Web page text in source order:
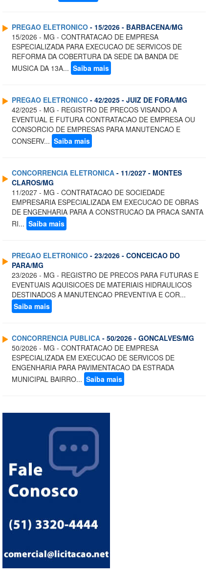
PREGAO ELETRONICO - 15/2026 - BARBACENA/MG
15/2026 - MG - CONTRATACAO DE EMPRESA
ESPECIALIZADA PARA EXECUCAO DE SERVICOS DE
REFORMA DA COBERTURA DA SEDE DA BANDA DE
MUSICA DA 13A... Saiba mais
PREGAO ELETRONICO - 42/2025 - JUIZ DE FORA/MG
42/2025 - MG - REGISTRO DE PRECOS VISANDO A
EVENTUAL E FUTURA CONTRATACAO DE EMPRESA OU
CONSORCIO DE EMPRESAS PARA MANUTENCAO E
CONSERV... Saiba mais
CONCORRENCIA ELETRONICA - 11/2027 - MONTES
CLAROS/MG
11/2027 - MG - CONTRATACAO DE SOCIEDADE
EMPRESARIA ESPECIALIZADA EM EXECUCAO DE OBRAS
DE ENGENHARIA PARA A CONSTRUCAO DA PRACA SANTA
RI... Saiba mais
PREGAO ELETRONICO - 23/2026 - CONCEICAO DO
PARA/MG
23/2026 - MG - REGISTRO DE PRECOS PARA FUTURAS E
EVENTUAIS AQUISICOES DE MATERIAIS HIDRAULICOS
DESTINADOS A MANUTENCAO PREVENTIVA E COR...
Saiba mais
CONCORRENCIA PUBLICA - 50/2026 - GONCALVES/MG
50/2026 - MG - CONTRATACAO DE EMPRESA
ESPECIALIZADA EM EXECUCAO DE SERVICOS DE
ENGENHARIA PARA PAVIMENTACAO DA ESTRADA
MUNICIPAL BAIRRO... Saiba mais